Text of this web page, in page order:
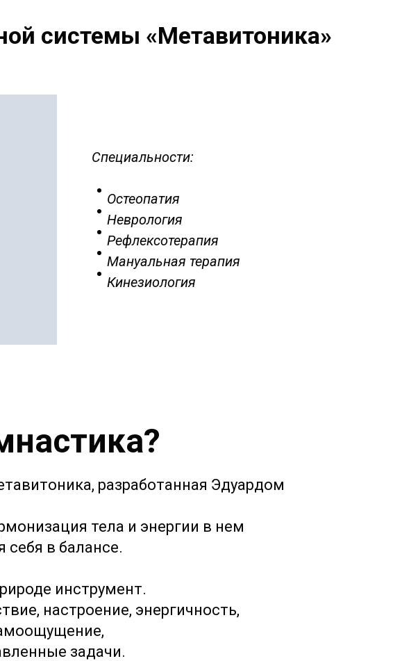
системы «Метавитоника»
Специальности:
Остеопатия
Неврология
Рефлексотерапия
Мануальная терапия
Кинезиология
разработанная Эдуардом
тела и энергии в нем
себя в балансе.
инструмент.
настроение, энергичность,
задачи.